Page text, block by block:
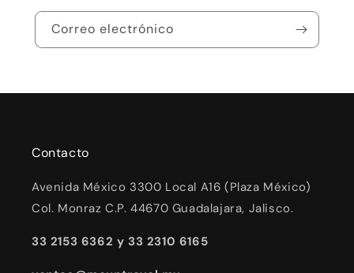
Correo electrónico
Contacto
Avenida México 3300 Local A16 (Plaza México)
Col. Monraz C.P. 44670 Guadalajara, Jalisco.
33 2153 6362 y 33 2310 6165